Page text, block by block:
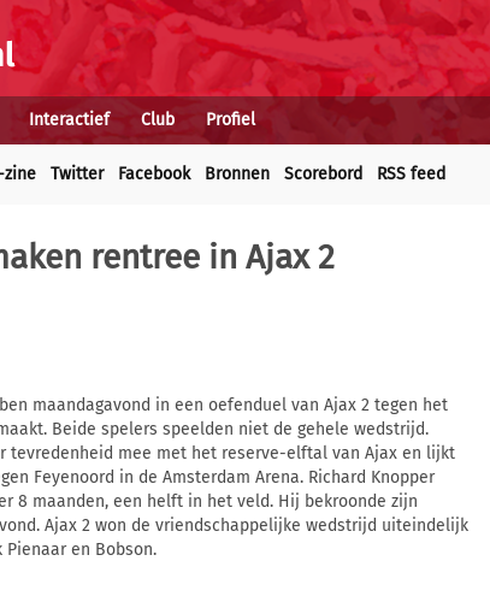
Interactief Club Profiel
zine Twitter Facebook Bronnen Scorebord RSS feed
rentree in Ajax 2
maandagavond in een oefenduel van Ajax 2 tegen het
Beide spelers speelden niet de gehele wedstrijd.
tevredenheid mee met het reserve-elftal van Ajax en lijkt
Feyenoord in de Amsterdam Arena. Richard Knopper
8 maanden, een helft in het veld. Hij bekroonde zijn
Ajax 2 won de vriendschappelijke wedstrijd uiteindelijk
Pienaar en Bobson.